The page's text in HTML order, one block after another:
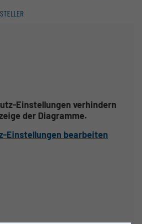
Einstellungen verhindern
der Diagramme.
Einstellungen bearbeiten